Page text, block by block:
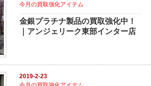
今月の買取強化アイテム
金銀プラチナ製品の買取強化中！
｜アンジェリーク東部インター店
2019-2-23